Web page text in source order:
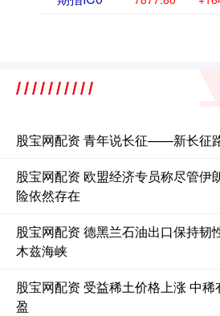
股宝网配资 青年说长征——新长征
股宝网配资 欧盟经济专员称尽管伊
险依然存在
股宝网配资 德黑兰石油出口保持韧
木兹海峡
股宝网配资 受益稀土价格上涨 中
盈